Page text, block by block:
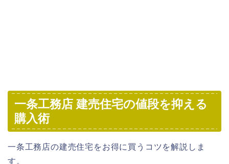
一条工務店 建売住宅の値段を抑える
購入術
一条工務店の建売住宅をお得に買うコツを解説しま
す。